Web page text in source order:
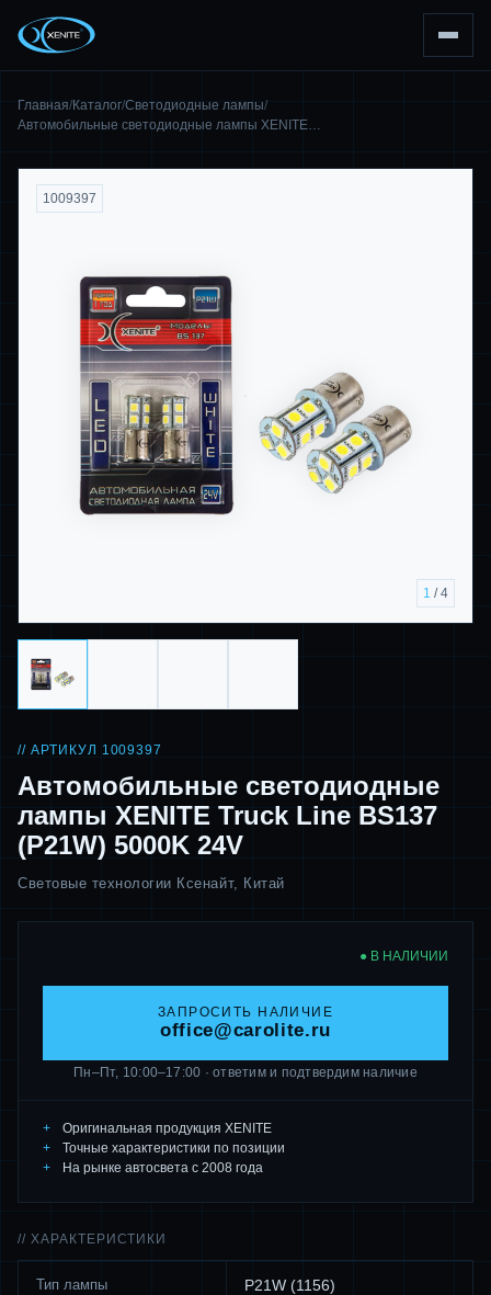
Главная/Каталог/Светодиодные лампы/
Автомобильные светодиодные лампы XENITE…
1009397
1 / 4
// АРТИКУЛ 1009397
Автомобильные светодиодные
лампы XENITE Truck Line BS137
(P21W) 5000K 24V
Световые технологии Ксенайт, Китай
● В НАЛИЧИИ
ЗАПРОСИТЬ НАЛИЧИЕ
office@carolite.ru
Пн–Пт, 10:00–17:00 · ответим и подтвердим наличие
Оригинальная продукция XENITE
Точные характеристики по позиции
На рынке автосвета с 2008 года
// ХАРАКТЕРИСТИКИ
Тип лампы P21W (1156)